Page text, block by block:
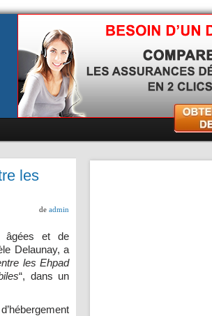
les
de admin
âgées et de
Delaunay, a
les Ehpad
“, dans un